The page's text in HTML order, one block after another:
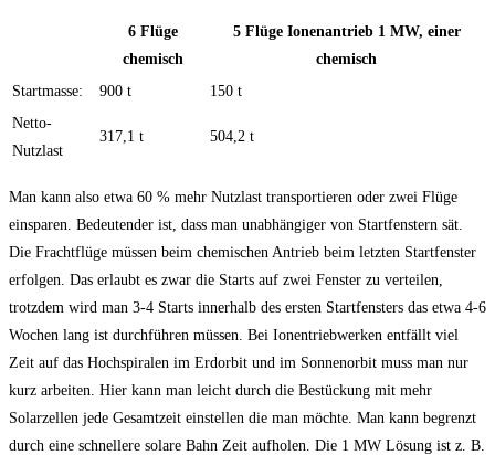
6 Flüge
chemisch
5 Flüge Ionenantrieb 1 MW, einer
chemisch
Startmasse:
900 t
150 t
Netto-
Nutzlast
317,1 t 504,2 t
Man kann also etwa 60 % mehr Nutzlast transportieren oder zwei Flüge
einsparen. Bedeutender ist, dass man unabhängiger von Startfenstern sät.
Die Frachtflüge müssen beim chemischen Antrieb beim letzten Startfenster
erfolgen. Das erlaubt es zwar die Starts auf zwei Fenster zu verteilen,
trotzdem wird man 3-4 Starts innerhalb des ersten Startfensters das etwa 4-6
Wochen lang ist durchführen müssen. Bei Ionentriebwerken entfällt viel
Zeit auf das Hochspiralen im Erdorbit und im Sonnenorbit muss man nur
kurz arbeiten. Hier kann man leicht durch die Bestückung mit mehr
Solarzellen jede Gesamtzeit einstellen die man möchte. Man kann begrenzt
durch eine schnellere solare Bahn Zeit aufholen. Die 1 MW Lösung ist z. B.